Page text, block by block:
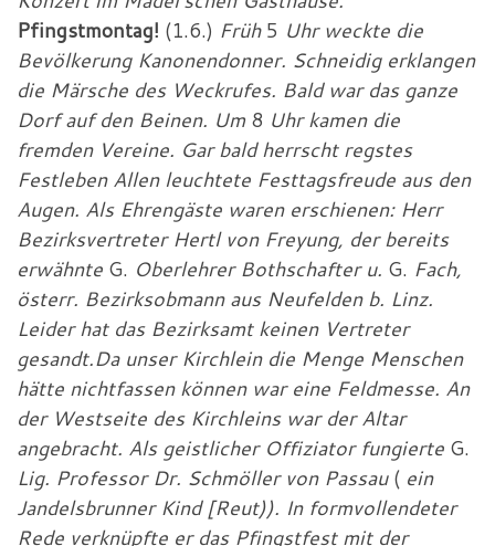
Pfingstmontag! (1.6.) Früh5 Uhr weckte die
Bevölkerung Kanonendonner. Schneidig erklangen
die Märsche des Weckrufes. Bald war das ganze
Dorf auf den Beinen. Um 8 Uhr kamen die
fremden Vereine. Gar bald herrscht regstes
Festleben Allen leuchtete Festtagsfreude aus den
Augen. Als Ehrengäste waren erschienen: Herr
Bezirksvertreter Hertl von Freyung, der bereits
erwähnte G. Oberlehrer Bothschafter u. G. Fach,
österr. Bezirksobmann aus Neufelden b. Linz.
Leider hat das Bezirksamt keinen Vertreter
gesandt.Da unser Kirchlein die Menge Menschen
hätte nichtfassen können war eine Feldmesse. An
der Westseite des Kirchleins war der Altar
angebracht. Als geistlicher Offiziator fungierte G.
Lig. Professor Dr. Schmöller von Passau( ein
Jandelsbrunner Kind [Reut)). In formvollendeter
Rede verknüpfte er das Pfingstfest mit der